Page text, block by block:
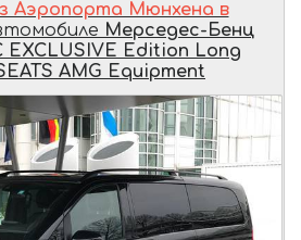
Аэропорта Мюнхена в
Мерседес-Бенц
EXCLUSIVE Edition Long
AMG Equipment